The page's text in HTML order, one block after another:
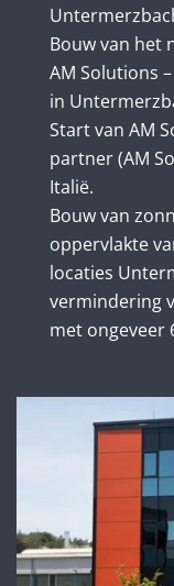
Bouw van het
AM Solutions
in
Start van AM
partner (AM
Italië.
Bouw van
oppervlakte
locaties
vermindering
met ongeveer